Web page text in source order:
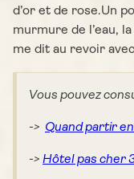
d’or et de rose.Un
murmure de l’eau,
me dit au revoir
Vous pouvez
-> Quand partir
-> Hôtel pas cher